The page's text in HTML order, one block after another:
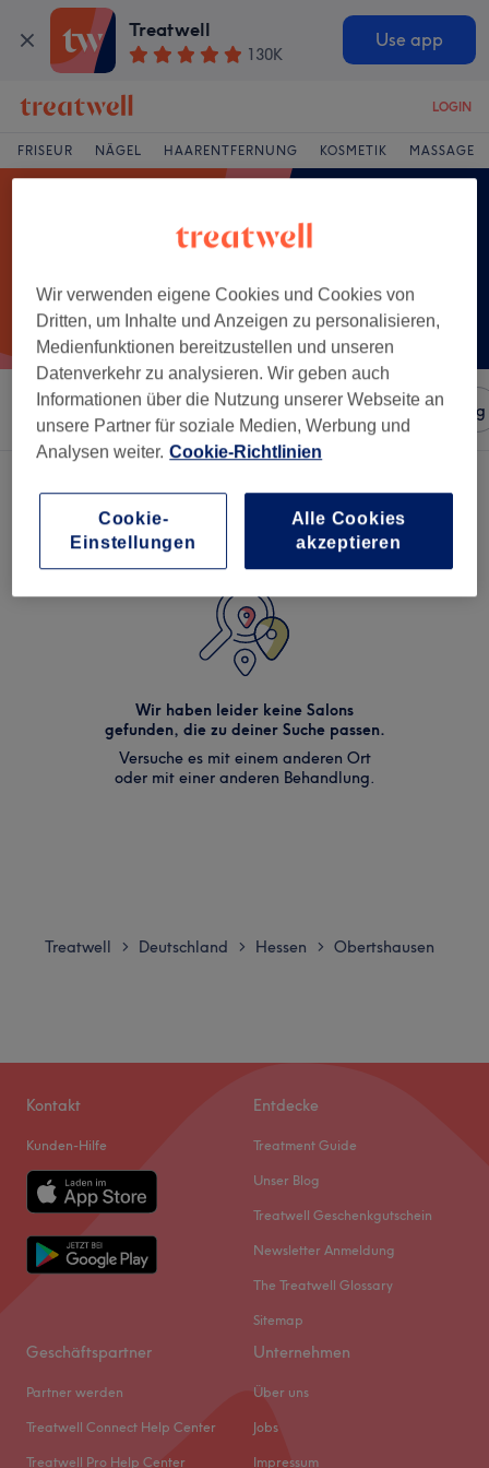
Treatwell
130K
Use app
LOGIN
FRISEUR NÄGEL HAARENTFERNUNG KOSMETIK MASSAGE
Sortieren nach Salons Expressangebote Bewertung
Wir haben leider keine Salons
gefunden, die zu deiner Suche passen.
Versuche es mit einem anderen Ort
oder mit einer anderen Behandlung.
Treatwell > Deutschland > Hessen > Obertshausen
Kontakt
Kunden-Hilfe
Entdecke
Treatment Guide
Unser Blog
Treatwell Geschenkgutschein
Newsletter Anmeldung
The Treatwell Glossary
Sitemap
Geschäftspartner
Partner werden
Treatwell Connect Help Center
Treatwell Pro Help Center
Unternehmen
Über uns
Jobs
Impressum
Wir verwenden eigene Cookies und Cookies von
Dritten, um Inhalte und Anzeigen zu personalisieren,
Medienfunktionen bereitzustellen und unseren
Datenverkehr zu analysieren. Wir geben auch
Informationen über die Nutzung unserer Webseite an
unsere Partner für soziale Medien, Werbung und
Analysen weiter. Cookie-Richtlinien
Cookie-
Einstellungen
Alle Cookies
akzeptieren